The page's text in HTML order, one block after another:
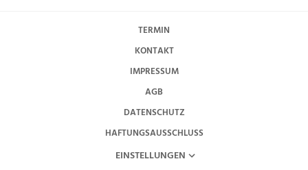
TERMIN
KONTAKT
IMPRESSUM
AGB
DATENSCHUTZ
HAFTUNGSAUSSCHLUSS
EINSTELLUNGEN